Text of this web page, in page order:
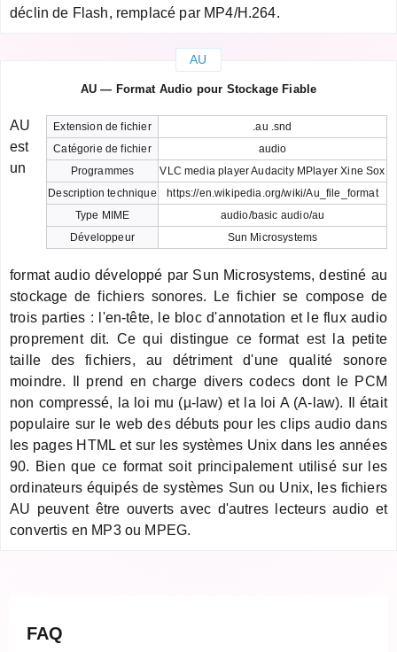
déclin de Flash, remplacé par MP4/H.264.
AU
AU — Format Audio pour Stockage Fiable
Extension de fichier
.au .snd
Catégorie de fichier
audio
Programmes
VLC media player Audacity MPlayer Xine Sox
Description technique
https://en.wikipedia.org/wiki/Au_file_format
Type MIME
audio/basic audio/au
Développeur
Sun Microsystems
AU
est
un
format audio développé par Sun Microsystems, destiné au
stockage de fichiers sonores. Le fichier se compose de
trois parties : l'en-tête, le bloc d'annotation et le flux audio
proprement dit. Ce qui distingue ce format est la petite
taille des fichiers, au détriment d'une qualité sonore
moindre. Il prend en charge divers codecs dont le PCM
non compressé, la loi mu (µ-law) et la loi A (A-law). Il était
populaire sur le web des débuts pour les clips audio dans
les pages HTML et sur les systèmes Unix dans les années
90. Bien que ce format soit principalement utilisé sur les
ordinateurs équipés de systèmes Sun ou Unix, les fichiers
AU peuvent être ouverts avec d'autres lecteurs audio et
convertis en MP3 ou MPEG.
FAQ